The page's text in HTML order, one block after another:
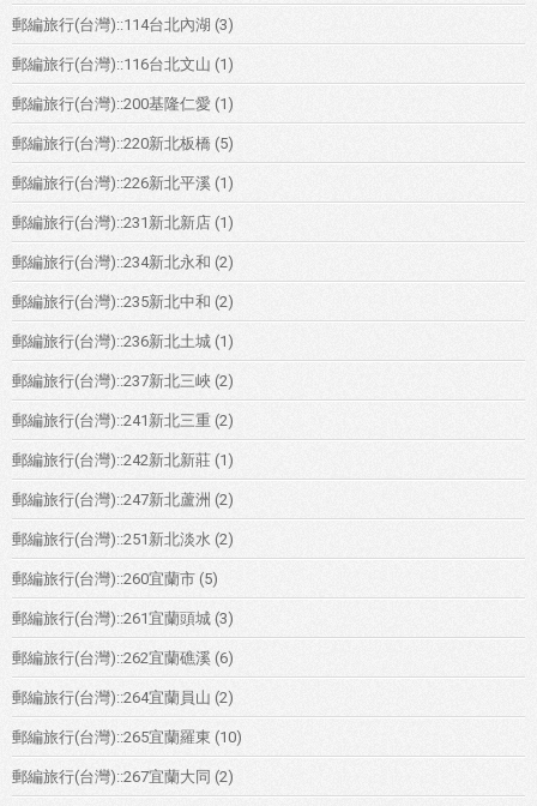
郵編旅行(台灣)::114台北內湖 (3)
郵編旅行(台灣)::116台北文山 (1)
郵編旅行(台灣)::200基隆仁愛 (1)
郵編旅行(台灣)::220新北板橋 (5)
郵編旅行(台灣)::226新北平溪 (1)
郵編旅行(台灣)::231新北新店 (1)
郵編旅行(台灣)::234新北永和 (2)
郵編旅行(台灣)::235新北中和 (2)
郵編旅行(台灣)::236新北土城 (1)
郵編旅行(台灣)::237新北三峽 (2)
郵編旅行(台灣)::241新北三重 (2)
郵編旅行(台灣)::242新北新莊 (1)
郵編旅行(台灣)::247新北蘆洲 (2)
郵編旅行(台灣)::251新北淡水 (2)
郵編旅行(台灣)::260宜蘭市 (5)
郵編旅行(台灣)::261宜蘭頭城 (3)
郵編旅行(台灣)::262宜蘭礁溪 (6)
郵編旅行(台灣)::264宜蘭員山 (2)
郵編旅行(台灣)::265宜蘭羅東 (10)
郵編旅行(台灣)::267宜蘭大同 (2)